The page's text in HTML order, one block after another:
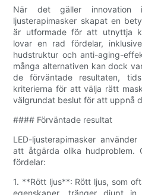
När det gäller innovation
ljusterapimasker skapat en
är utformade för att utnyttja
lovar en rad fördelar,
hudstruktur och anti-aging-
många alternativen kan dock
de förväntade resultaten,
kriterierna för att välja rätt
välgrundat beslut för att uppnå
#### Förväntade resultat
LED-ljusterapimasker
att åtgärda olika hudproblem.
fördelar:
1. **Rött ljus**: Rött ljus, som
egenskaper, tränger djupt